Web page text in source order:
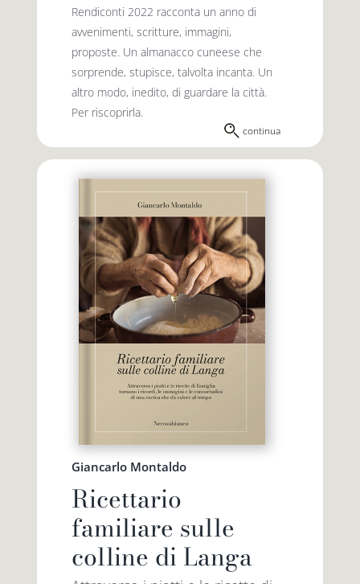
Rendiconti 2022 racconta un anno di
avvenimenti, scritture, immagini,
proposte. Un almanacco cuneese che
sorprende, stupisce, talvolta incanta. Un
altro modo, inedito, di guardare la città.
Per riscoprirla.
continua
Giancarlo Montaldo
Ricettario
familiare sulle
colline di Langa